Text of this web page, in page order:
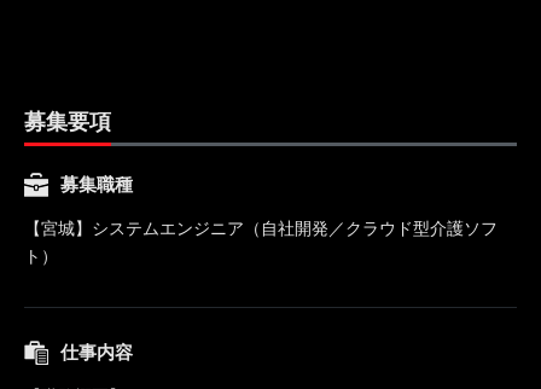
募集要項
募集職種
【宮城】システムエンジニア（自社開発／クラウド型介護ソフ
ト）
仕事内容